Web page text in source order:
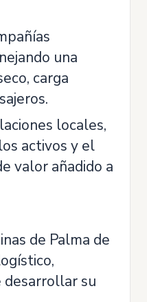
una
carga
locales,
activos y el
valor añadido a
de Palma de
desarrollar su